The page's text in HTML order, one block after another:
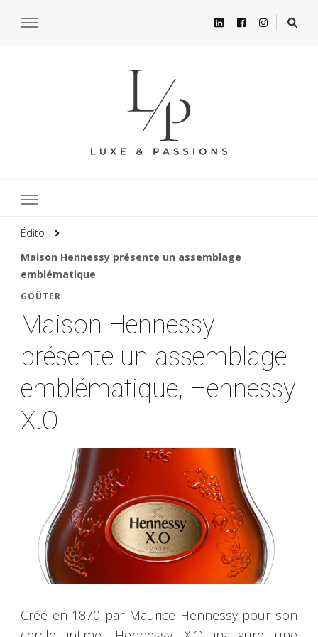
Édito
Maison Hennessy présente un assemblage
emblématique
GOÛTER
Maison Hennessy
présente un assemblage
emblématique, Hennessy
X.O
Créé en 1870 par Maurice Hennessy pour son